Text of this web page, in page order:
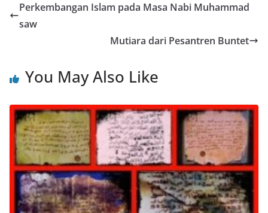
Perkembangan Islam pada Masa Nabi Muhammad
saw
Mutiara dari Pesantren Buntet
You May Also Like